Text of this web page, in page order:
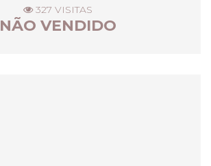
327 VISITAS
NÃO VENDIDO